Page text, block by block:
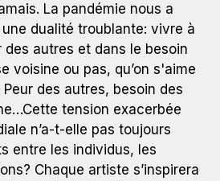
La pandémie nous a
dualité troublante: vivre à
des autres et dans le besoin
voisine ou pas, qu’on s'aime
des autres, besoin des
tension exacerbée
n’a-t-elle pas toujours
entre les individus, les
Chaque artiste s’inspirera